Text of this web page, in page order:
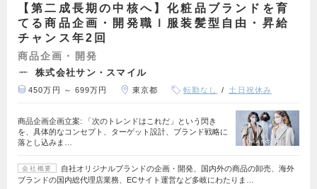
【第二成長期の中核へ】化粧品ブランドを育
てる商品企画・開発職ｌ服装髪型自由・昇給
チャンス年2回
商品企画・開発
株式会社サン・スマイル
450万円 ～ 699万円 東京都 転勤なし 土日祝休み
商品企画企画立案: 「次のトレンドはこれだ」という閃き
を、具体的なコンセプト、ターゲット設計、ブランド戦略に
落とし込みま…
会社概要
自社オリジナルブランドの企画・開発、国内外の商品の卸売、海外
ブランドの国内総代理店業務、ECサイト運営など多岐にわたりま…